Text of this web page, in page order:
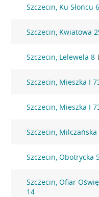
Szczecin, Ku Słońcu
Szczecin, Kwiatowa
Szczecin, Lelewela 8
Szczecin, Mieszka I
Szczecin, Mieszka I
Szczecin, Milczańska
Szczecin, Obotrycka
Szczecin, Ofiar
14